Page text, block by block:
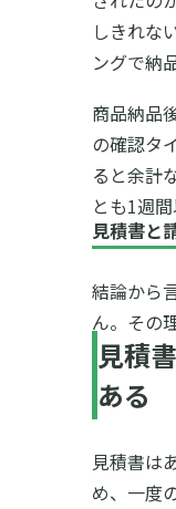
しきれな
ングで納
商品納品
の確認タ
ると余計
とも1週
見積書と
結論から
ん。その
見積
ある
見積書は
め、一度